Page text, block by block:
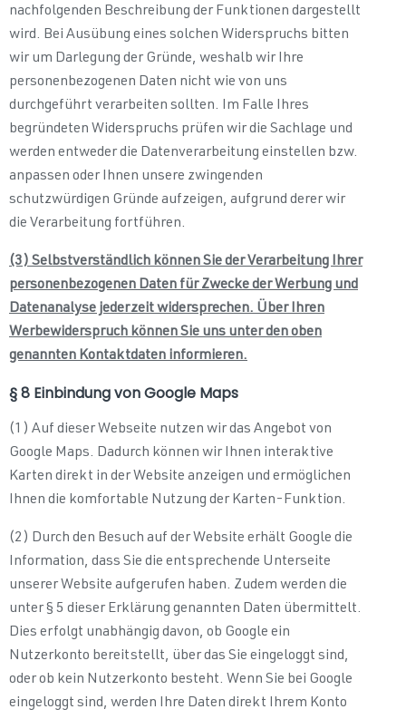
nachfolgenden Beschreibung der Funktionen dargestellt
wird. Bei Ausübung eines solchen Widerspruchs bitten
wir um Darlegung der Gründe, weshalb wir Ihre
personenbezogenen Daten nicht wie von uns
durchgeführt verarbeiten sollten. Im Falle Ihres
begründeten Widerspruchs prüfen wir die Sachlage und
werden entweder die Datenverarbeitung einstellen bzw.
anpassen oder Ihnen unsere zwingenden
schutzwürdigen Gründe aufzeigen, aufgrund derer wir
die Verarbeitung fortführen.
(3) Selbstverständlich können Sie der Verarbeitung Ihrer
personenbezogenen Daten für Zwecke der Werbung und
Datenanalyse jederzeit widersprechen. Über Ihren
Werbewiderspruch können Sie uns unter den oben
genannten Kontaktdaten informieren.
§ 8 Einbindung von Google Maps
(1) Auf dieser Webseite nutzen wir das Angebot von
Google Maps. Dadurch können wir Ihnen interaktive
Karten direkt in der Website anzeigen und ermöglichen
Ihnen die komfortable Nutzung der Karten-Funktion.
(2) Durch den Besuch auf der Website erhält Google die
Information, dass Sie die entsprechende Unterseite
unserer Website aufgerufen haben. Zudem werden die
unter § 5 dieser Erklärung genannten Daten übermittelt.
Dies erfolgt unabhängig davon, ob Google ein
Nutzerkonto bereitstellt, über das Sie eingeloggt sind,
oder ob kein Nutzerkonto besteht. Wenn Sie bei Google
eingeloggt sind, werden Ihre Daten direkt Ihrem Konto